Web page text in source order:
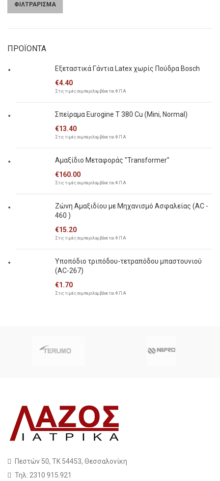
Ελάχιστη
Μέγιστη
ΦΙΛΤΡΑΡΙΣΜΑ
ΠΡΟΪΟΝΤΑ
Εξεταστικά Γάντια Latex χωρίς Πούδρα Bosch
€4.40
Στις τιμές συμπεριλαμβάνεται Φ.Π.Α
Σπείραμα Eurogine Τ 380 Cu (Mini, Normal)
€13.40
Στις τιμές συμπεριλαμβάνεται Φ.Π.Α
Αμαξίδιο Μεταφοράς "Transformer"
€160.00
Στις τιμές συμπεριλαμβάνεται Φ.Π.Α
Ζώνη Αμαξιδίου με Μηχανισμό Ασφαλείας (AC -
460 )
€15.20
Στις τιμές συμπεριλαμβάνεται Φ.Π.Α
Υποπόδιο τριπόδου-τετραπόδου μπαστουνιού
(AC-267)
€1.70
Στις τιμές συμπεριλαμβάνεται Φ.Π.Α
Πεστών 50, ΤΚ 54453, Θεσσαλονίκη
Τηλ: 2310 915.921